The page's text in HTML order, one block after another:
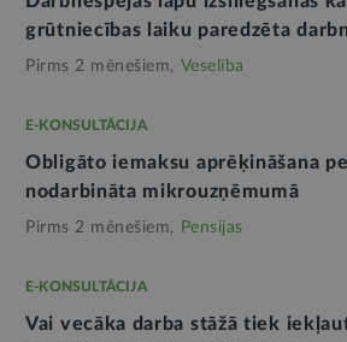
grūtniecības laiku paredzēta
Pirms 2 mēnešiem, Veselība
E-KONSULTĀCIJA
Obligāto iemaksu aprēķināšana
nodarbināta mikrouzņēmumā
Pirms 2 mēnešiem, Pensijas
E-KONSULTĀCIJA
Vai vecāka darba stāžā tiek